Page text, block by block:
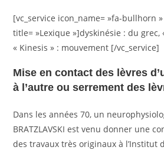
[vc_service icon_name= »fa-bullhorn »
title= »Lexique »]dyskinésie : du grec,
« Kinesis » : mouvement [/vc_service]
Mise en contact des lèvres
à l’autre ou serrement des
Dans les années 70, un
BRATZLAVSKI est venu donner une
des travaux très originaux à l’Institut